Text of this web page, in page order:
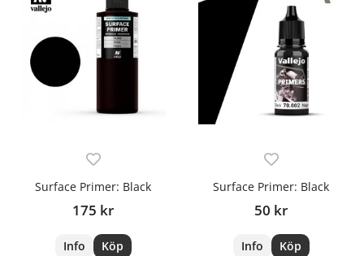
Surface Primer: Black
175 kr
Info Köp
Surface Primer: Black
50 kr
Info Köp